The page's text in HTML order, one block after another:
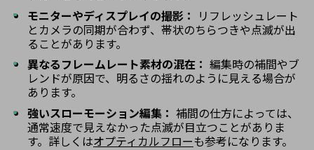
モニターやディスプレイの撮影： リフレッシュレート
とカメラの同期が合わず、帯状のちらつきや点滅が出
ることがあります。
異なるフレームレート素材の混在： 編集時の補間やブ
レンドが原因で、明るさの揺れのように見える場合が
あります。
強いスローモーション編集： 補間の仕方によっては、
通常速度で見えなかった点滅が目立つことがありま
す。詳しくはオプティカルフローも参考になります。